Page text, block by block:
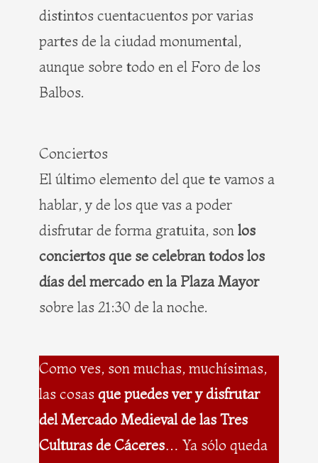
distintos cuentacuentos por varias
partes de la ciudad monumental,
aunque sobre todo en el Foro de los
Balbos.
Conciertos
El último elemento del que te vamos a
hablar, y de los que vas a poder
disfrutar de forma gratuita, son los
conciertos que se celebran todos los
días del mercado en la Plaza Mayor
sobre las 21:30 de la noche.
Como ves, son muchas, muchísimas,
las cosas que puedes ver y disfrutar
del Mercado Medieval de las Tres
Culturas de Cáceres… Ya sólo queda